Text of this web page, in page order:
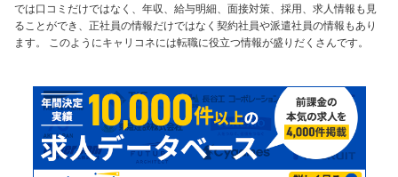
では口コミだけではなく、年収、給与明細、面接対策、採用、求人情報も見
ることができ、正社員の情報だけではなく契約社員や派遣社員の情報もあり
ます。 このようにキャリコネには転職に役立つ情報が盛りだくさんです。